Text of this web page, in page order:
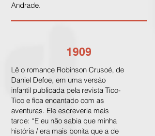
Andrade.
1909
Lê o romance Robinson Crusoé, de
Daniel Defoe, em uma versão
infantil publicada pela revista Tico-
Tico e fica encantado com as
aventuras. Ele escreveria mais
tarde: “E eu não sabia que minha
história / era mais bonita que a de